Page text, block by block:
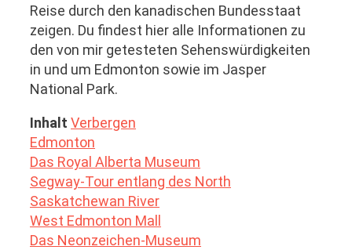
Reise durch den kanadischen Bundesstaat
zeigen. Du findest hier alle Informationen zu
den von mir getesteten Sehenswürdigkeiten
in und um Edmonton sowie im Jasper
National Park.
Inhalt Verbergen
Edmonton
Das Royal Alberta Museum
Segway-Tour entlang des North
Saskatchewan River
West Edmonton Mall
Das Neonzeichen-Museum